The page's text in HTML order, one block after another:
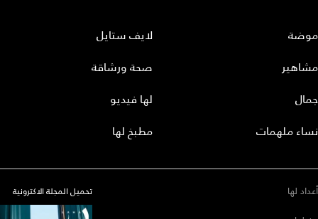
موضة
مشاهير
جمال
نساء ملهمات
لايف ستايل
صحة ورشاقة
لها فيديو
مطبخ لها
أعداد لها
تحميل المجلة الاكترونية